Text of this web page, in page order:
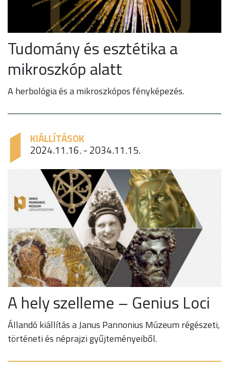
Tudomány és esztétika a
mikroszkóp alatt
A herbológia és a mikroszkópos fényképezés.
KIÁLLÍTÁSOK
2024.11.16. - 2034.11.15.
A hely szelleme – Genius Loci
Állandó kiállítás a Janus Pannonius Múzeum régészeti,
történeti és néprajzi gyűjteményeiből.